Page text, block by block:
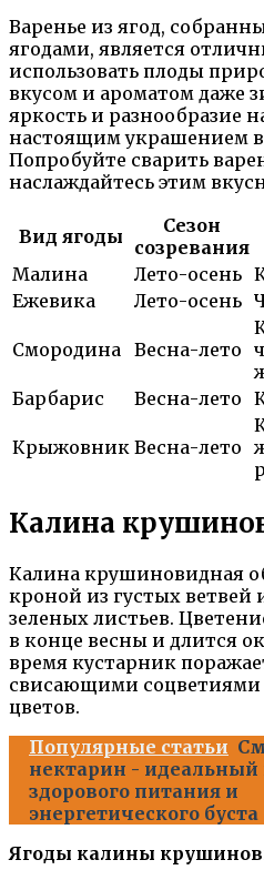
Варенье из ягод,
ягодами, является
использовать плоды
вкусом и ароматом даже
яркость и разнообразие
настоящим украшением
Попробуйте сварить
наслаждайтесь этим
Вид ягоды
Сезон
созревания
Малина
Лето-осень
Ежевика
Лето-осень
Смородина Весна-лето
Барбарис Весна-лето
Крыжовник Весна-лето
Калина
Калина крушиновидная
кроной из густых
зеленых листьев.
в конце весны и длится
время кустарник
свисающими соцветиями
цветов.
Популярные статьи
нектарин - идеальный
здорового питания и
энергетического буста
Ягоды калины